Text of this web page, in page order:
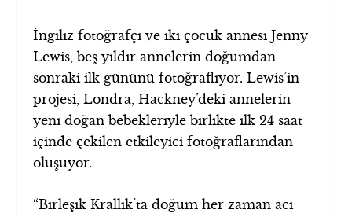
İngiliz fotoğrafçı ve iki çocuk annesi Jenny
Lewis, beş yıldır annelerin doğumdan
sonraki ilk gününü fotoğraflıyor. Lewis’in
projesi, Londra, Hackney’deki annelerin
yeni doğan bebekleriyle birlikte ilk 24 saat
içinde çekilen etkileyici fotoğraflarından
oluşuyor.
“Birleşik Krallık’ta doğum her zaman acı